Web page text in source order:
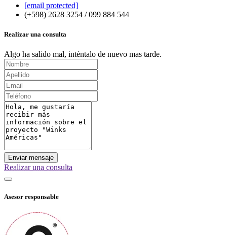
[email protected]
(+598) 2628 3254 / 099 884 544
Realizar una consulta
Algo ha salido mal, inténtalo de nuevo mas tarde.
Enviar mensaje
Realizar una consulta
Asesor responsable